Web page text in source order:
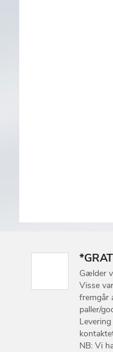
Gælder
Visse
fremgår
paller/
NB: Vi